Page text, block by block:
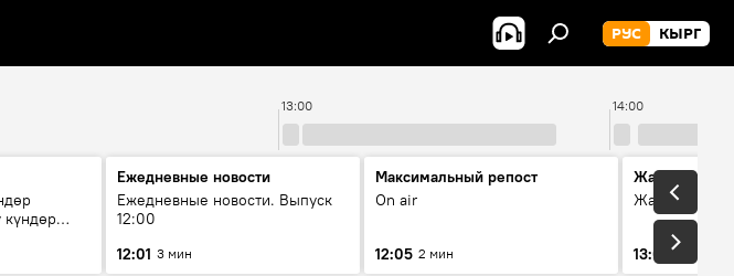
РУС КЫРГ
13:00 14:00
Ежедневные новости
Ежедневные новости. Выпуск
12:00
12:01 3 мин
Максимальный репост
On air
12:05 2 мин
Жаңылыктар
13:01 3 мин